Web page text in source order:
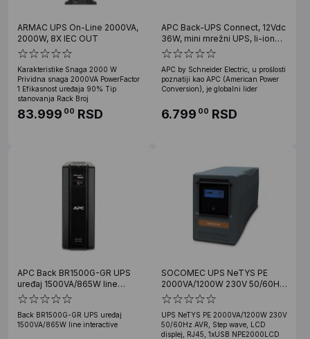
ARMAC UPS On-Line 2000VA,
2000W, 8X IEC OUT
Karakteristike Snaga 2000 W
Prividna snaga 2000VA PowerFactor
1 Efikasnost uređaja 90% Tip
stanovanja Rack Broj
83.999 00 RSD
APC Back-UPS Connect, 12Vdc
36W, mini mrežni UPS, li-ion
bat.
APC by Schneider Electric, u prošlosti
poznatiji kao APC (American Power
Conversion), je globalni lider
6.799 00 RSD
APC Back BR1500G-GR UPS
uređaj 1500VA/865W line
interactive
Back BR1500G-GR UPS uređaj
1500VA/865W line interactive
SOCOMEC UPS NeTYS PE
2000VA/1200W 230V 50/60Hz
AVR, Step wave, LCD displej,
RJ45, 1xUSB NPE2000LCD
UPS NeTYS PE 2000VA/1200W 230V
50/60Hz AVR, Step wave, LCD
displej, RJ45, 1xUSB NPE2000LCD